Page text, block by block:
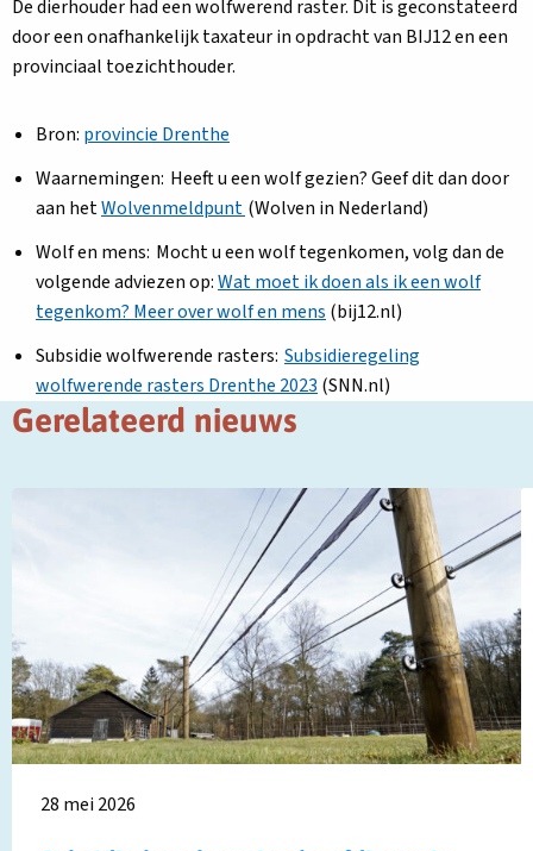
De dierhouder had een wolfwerend raster. Dit is geconstateerd
door een onafhankelijk taxateur in opdracht van BIJ12 en een
provinciaal toezichthouder.
Bron: provincie Drenthe
Waarnemingen: Heeft u een wolf gezien? Geef dit dan door
aan hetWolvenmeldpunt (Wolven in Nederland)
Wolf en mens: Mocht u een wolf tegenkomen, volg dan de
volgende adviezen op:Wat moet ik doen als ik een wolf
tegenkom? Meer over wolf en mens (bij12.nl)
Subsidie wolfwerende rasters: Subsidieregeling
wolfwerende rasters Drenthe 2023 (SNN.nl)
Gerelateerd nieuws
28 mei 2026
hoefdieren
in
Overijssel
opnieuw
geopend